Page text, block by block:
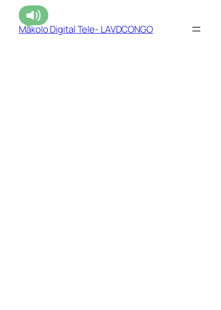
Makolo Digital Tele- LAVDCONGO